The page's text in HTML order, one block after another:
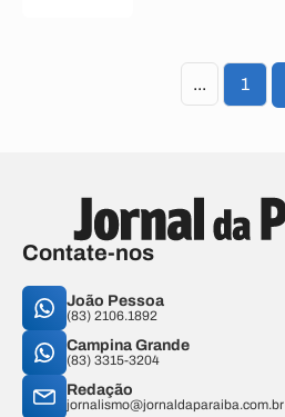
... 1
Contate-nos
João Pessoa
(83) 2106.1892
Campina Grande
(83) 3315-3204
Redação
jornalismo@jornaldaparaiba.com.br